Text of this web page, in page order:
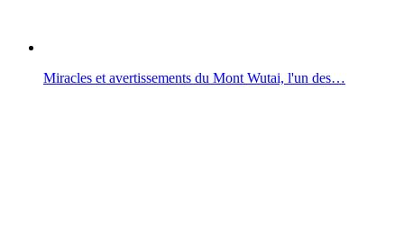
Miracles et avertissements du Mont Wutai, l'un des…